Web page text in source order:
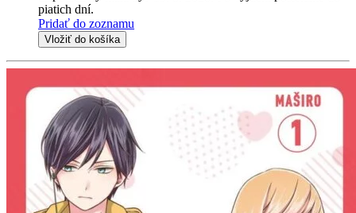
piatich dní.
Pridať do zoznamu
Vložiť do košíka